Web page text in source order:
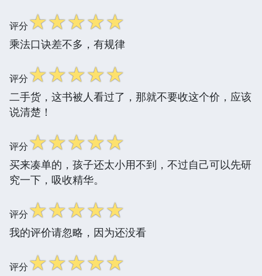
评分☆☆☆☆☆
乘法口诀差不多，有规律
评分☆☆☆☆☆
二手货，这书被人看过了，那就不要收这个价，应该
说清楚！
评分☆☆☆☆☆
买来凑单的，孩子还太小用不到，不过自己可以先研
究一下，吸收精华。
评分☆☆☆☆☆
我的评价请忽略，因为还没看
评分☆☆☆☆☆